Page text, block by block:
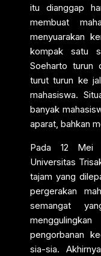
itu dianggap
membuat
menyuarakan
kompak satu
Soeharto turun
turut turun ke
mahasiswa.
banyak
aparat, bahkan
Pada 12 Mei
Universitas
tajam yang
pergerakan
semangat
pengorbanan
sia-sia.